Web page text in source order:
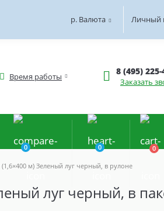
р. Валюта Личный
Время работы 8 (495) 225-
Заказать
0 0 0
м) Зеленый луг черный, в рулоне
луг черный, в